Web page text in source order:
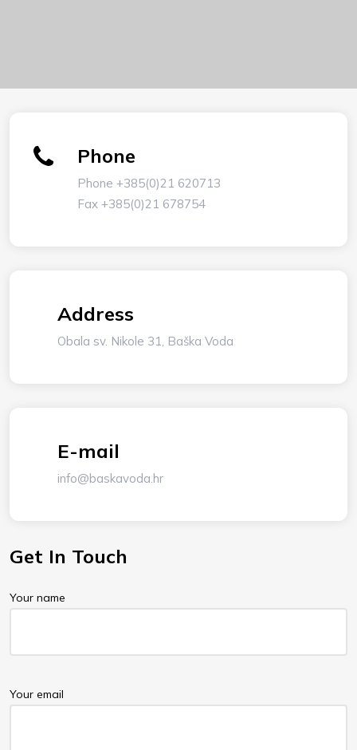
Phone
Phone +385(0)21 620713
Fax +385(0)21 678754
Address
Obala sv. Nikole 31, Baška Voda
E-mail
info@baskavoda.hr
Get In Touch
Your name
Your email